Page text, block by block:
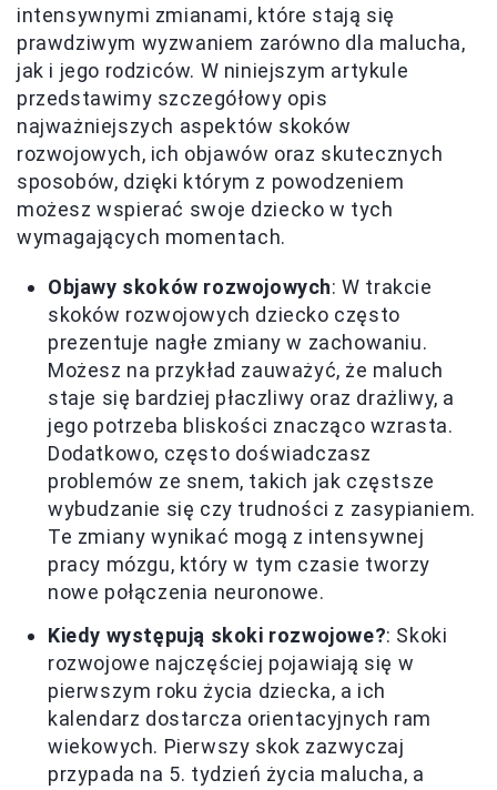
intensywnymi zmianami, które stają się
prawdziwym wyzwaniem zarówno dla malucha,
jak i jego rodziców. W niniejszym artykule
przedstawimy szczegółowy opis
najważniejszych aspektów skoków
rozwojowych, ich objawów oraz skutecznych
sposobów, dzięki którym z powodzeniem
możesz wspierać swoje dziecko w tych
wymagających momentach.
Objawy skoków rozwojowych: W trakcie
skoków rozwojowych dziecko często
prezentuje nagłe zmiany w zachowaniu.
Możesz na przykład zauważyć, że maluch
staje się bardziej płaczliwy oraz drażliwy, a
jego potrzeba bliskości znacząco wzrasta.
Dodatkowo, często doświadczasz
problemów ze snem, takich jak częstsze
wybudzanie się czy trudności z zasypianiem.
Te zmiany wynikać mogą z intensywnej
pracy mózgu, który w tym czasie tworzy
nowe połączenia neuronowe.
Kiedy występują skoki rozwojowe?: Skoki
rozwojowe najczęściej pojawiają się w
pierwszym roku życia dziecka, a ich
kalendarz dostarcza orientacyjnych ram
wiekowych. Pierwszy skok zazwyczaj
przypada na 5. tydzień życia malucha, a